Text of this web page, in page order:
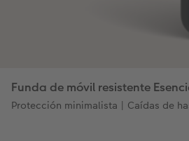
Funda de móvil resistente
Protección minimalista | Caídas de